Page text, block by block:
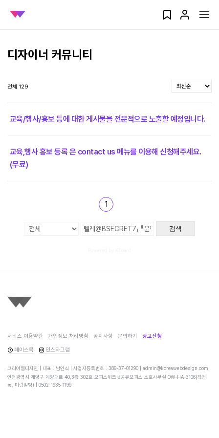
디자이너 커뮤니티
전체 129
교육/행사/홍보 등에 대한 게시물을 전문적으로 노출할 예정입니다.
교육,행사 홍보 등록 은 contact us 메뉴를 이용해 신청해주세요.
(무료)
1
검색
서비스 이용약관 개인정보 처리방침 공지사항 문의하기 광고신청
페이스북 인스타그램
코리아웹디자인 | 대표 : 남인식 | 사업자등록번호 : 389-37-01290 | admin@koreawebdesign.com
인천광역시 계양구 계양대로 40,3층 302호 오피스워크넷공유오피스 소호사무실 OW-HA-3106(작전
동, 미림빌딩) | 0502-1935-1199